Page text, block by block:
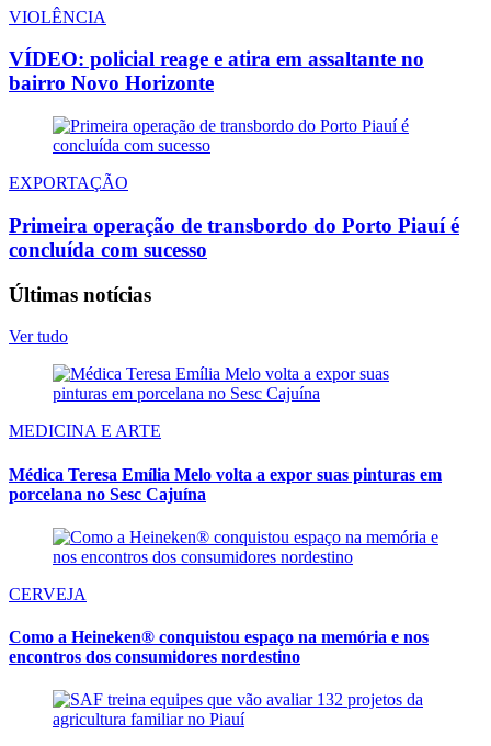
VIOLÊNCIA
VÍDEO: policial reage e atira em assaltante no
bairro Novo Horizonte
EXPORTAÇÃO
Primeira operação de transbordo do Porto Piauí é
concluída com sucesso
Últimas notícias
Ver tudo
MEDICINA E ARTE
Médica Teresa Emília Melo volta a expor suas pinturas em
porcelana no Sesc Cajuína
CERVEJA
Como a Heineken® conquistou espaço na memória e nos
encontros dos consumidores nordestino